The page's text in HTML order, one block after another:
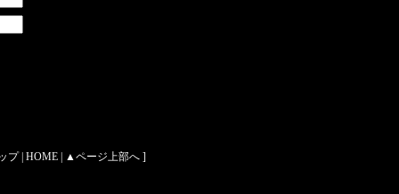
プ| HOME ▲ページ上部へ ]